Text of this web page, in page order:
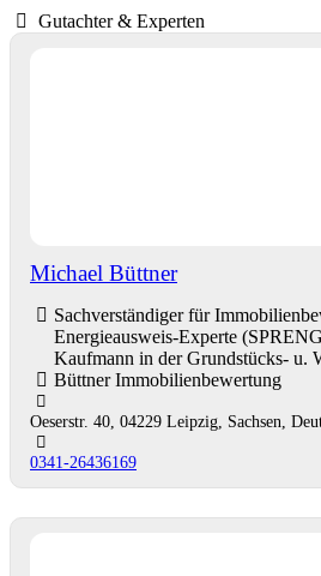
Gutachter & Experten
Michael Büttner
Sachverständiger für
Energieausweis-Experte
Kaufmann in der Grundstücks- u.
Büttner Immobilienbewertung
Oeserstr. 40, 04229 Leipzig, Sachsen,
0341-26436169